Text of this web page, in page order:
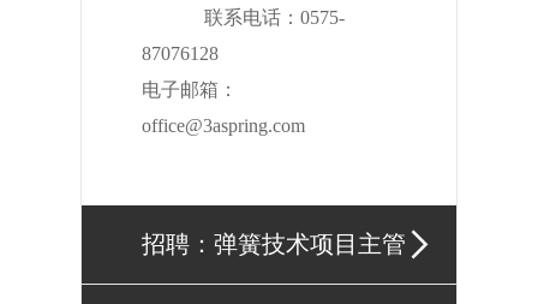
联系电话：0575-
87076128
电子邮箱：
office@3aspring.com
招聘：弹簧技术项目主管